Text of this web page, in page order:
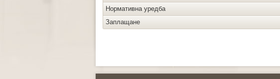
Нормативна уредба
Заплащане